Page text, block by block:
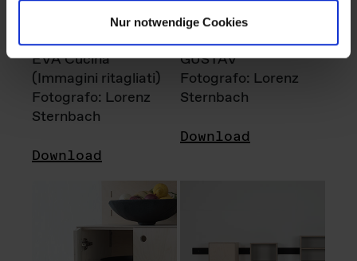
Nur notwendige Cookies
EVA Cucina
(Immagini ritagliati)
Fotografo: Lorenz
Sternbach
Download
GUSTAV
Fotografo: Lorenz
Sternbach
Download